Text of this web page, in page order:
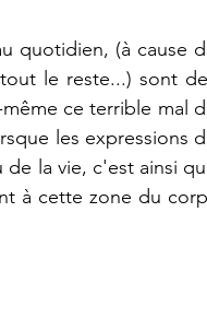
quotidien, (à cause
le reste...) sont
ce terrible mal
les expressions
la vie, c'est ainsi
à cette zone du